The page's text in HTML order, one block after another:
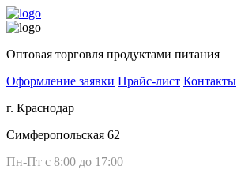
Оптовая торговля продуктами питания
Оформление заявки Прайс-лист Контакты
г. Краснодар
Симферопольская 62
Пн-Пт с 8:00 до 17:00